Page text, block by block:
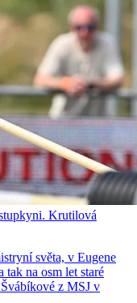
Krutilová
světa, v Eugene
na osm let staré
z MSJ v